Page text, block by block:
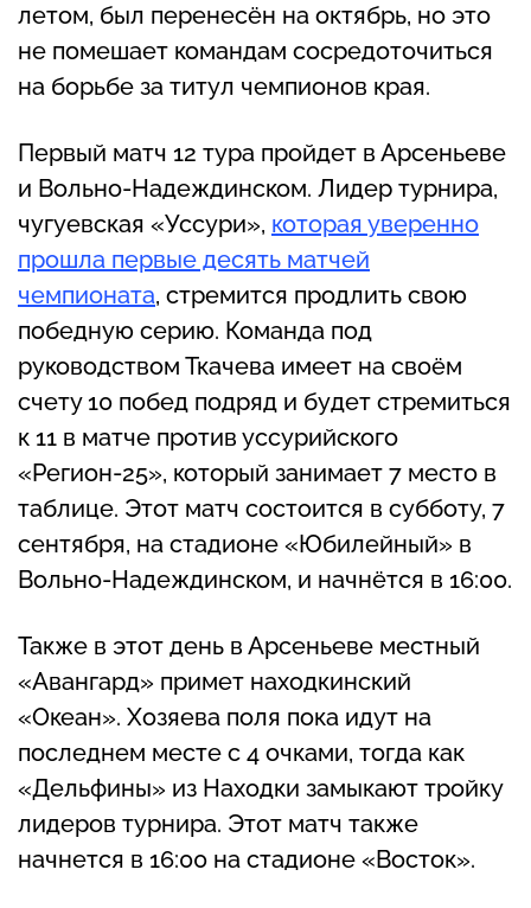
летом, был перенесён на октябрь, но это
не помешает командам сосредоточиться
на борьбе за титул чемпионов края.
Первый матч 12 тура пройдет в Арсеньеве
и Вольно-Надеждинском. Лидер турнира,
чугуевская «Уссури», которая уверенно
прошла первые десять матчей
чемпионата, стремится продлить свою
победную серию. Команда под
руководством Ткачева имеет на своём
счету 10 побед подряд и будет стремиться
к 11 в матче против уссурийского
«Регион-25», который занимает 7 место в
таблице. Этот матч состоится в субботу, 7
сентября, на стадионе «Юбилейный» в
Вольно-Надеждинском, и начнётся в 16:00.
Также в этот день в Арсеньеве местный
«Авангард» примет находкинский
«Океан». Хозяева поля пока идут на
последнем месте с 4 очками, тогда как
«Дельфины» из Находки замыкают тройку
лидеров турнира. Этот матч также
начнется в 16:00 на стадионе «Восток».